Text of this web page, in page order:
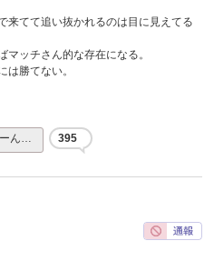
来てて追い抜かれるのは目に見えてる
マッチさん的な存在になる。
は勝てない。
ん… 395